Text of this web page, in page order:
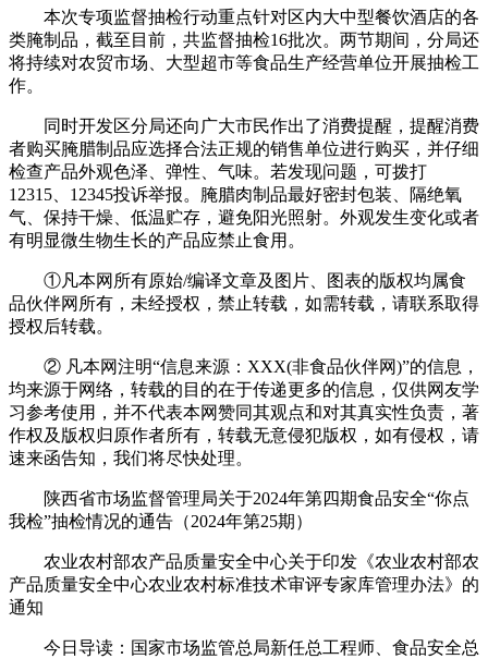
本次专项监督抽检行动重点针对区内大中型餐饮酒店的各
类腌制品，截至目前，共监督抽检16批次。两节期间，分局还
将持续对农贸市场、大型超市等食品生产经营单位开展抽检工
作。
同时开发区分局还向广大市民作出了消费提醒，提醒消费
者购买腌腊制品应选择合法正规的销售单位进行购买，并仔细
检查产品外观色泽、弹性、气味。若发现问题，可拨打
12315、12345投诉举报。腌腊肉制品最好密封包装、隔绝氧
气、保持干燥、低温贮存，避免阳光照射。外观发生变化或者
有明显微生物生长的产品应禁止食用。
①凡本网所有原始/编译文章及图片、图表的版权均属食
品伙伴网所有，未经授权，禁止转载，如需转载，请联系取得
授权后转载。
② 凡本网注明“信息来源：XXX(非食品伙伴网)”的信息，
均来源于网络，转载的目的在于传递更多的信息，仅供网友学
习参考使用，并不代表本网赞同其观点和对其真实性负责，著
作权及版权归原作者所有，转载无意侵犯版权，如有侵权，请
速来函告知，我们将尽快处理。
陕西省市场监督管理局关于2024年第四期食品安全“你点
我检”抽检情况的通告（2024年第25期）
农业农村部农产品质量安全中心关于印发《农业农村部农
产品质量安全中心农业农村标准技术审评专家库管理办法》的
通知
今日导读：国家市场监管总局新任总工程师、食品安全总